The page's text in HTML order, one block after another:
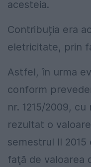
acesteia.
Contribuția era
eletricitate, prin
Astfel, în urma
conform
nr. 1215/2009,
rezultat o
semestrul II 2015
faţă de valoarea